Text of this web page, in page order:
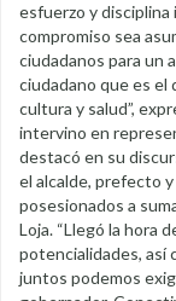
esfuerzo y
compromiso sea
ciudadanos para un
ciudadano que es el
cultura y salud”,
intervino en
destacó en su
el alcalde, prefecto
posesionados a
Loja. “Llegó la hora
potencialidades, así
juntos podemos